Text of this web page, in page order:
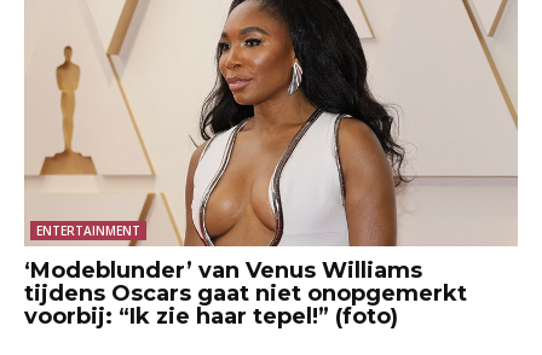
ENTERTAINMENT
‘Modeblunder’ van Venus Williams
tijdens Oscars gaat niet onopgemerkt
voorbij: “Ik zie haar tepel!” (foto)